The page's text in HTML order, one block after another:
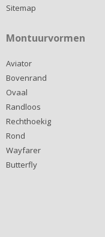
Sitemap
Montuurvormen
Aviator
Bovenrand
Ovaal
Randloos
Rechthoekig
Rond
Wayfarer
Butterfly